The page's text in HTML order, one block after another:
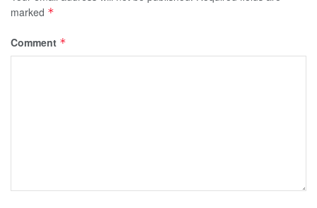
marked *
Comment *